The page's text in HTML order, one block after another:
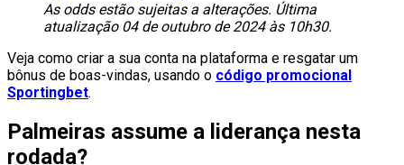
As odds estão sujeitas a alterações. Última
atualização 04 de outubro de 2024 às 10h30.
Veja como criar a sua conta na plataforma e resgatar um
bônus de boas-vindas, usando o código promocional
Sportingbet.
Palmeiras assume a liderança nesta
rodada?